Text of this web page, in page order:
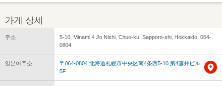
가게 상세
주소
5-10, Minami 4 Jo Nishi, Chuo-ku, Sapporo-shi, Hokkaido, 064-
0804
일본어주소
〒064-0804 北海道札幌市中央区南4条西5-10 第4藤井ビル
5F